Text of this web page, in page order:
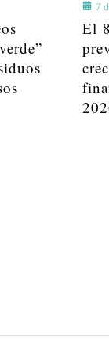
7
El